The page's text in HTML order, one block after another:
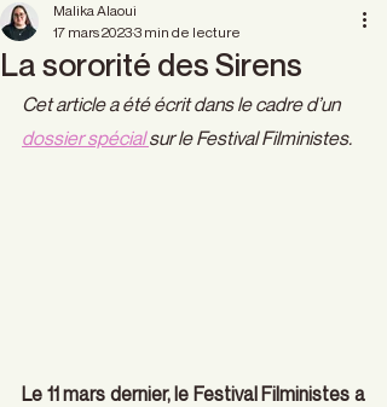
La sororité des Sirens
Malika Alaoui
17 mars 20233 min de lecture
Cet article a été écrit dans le cadre d’un
dossier spécial sur le Festival Filministes.
Le 11 mars dernier, le Festival Filministes a